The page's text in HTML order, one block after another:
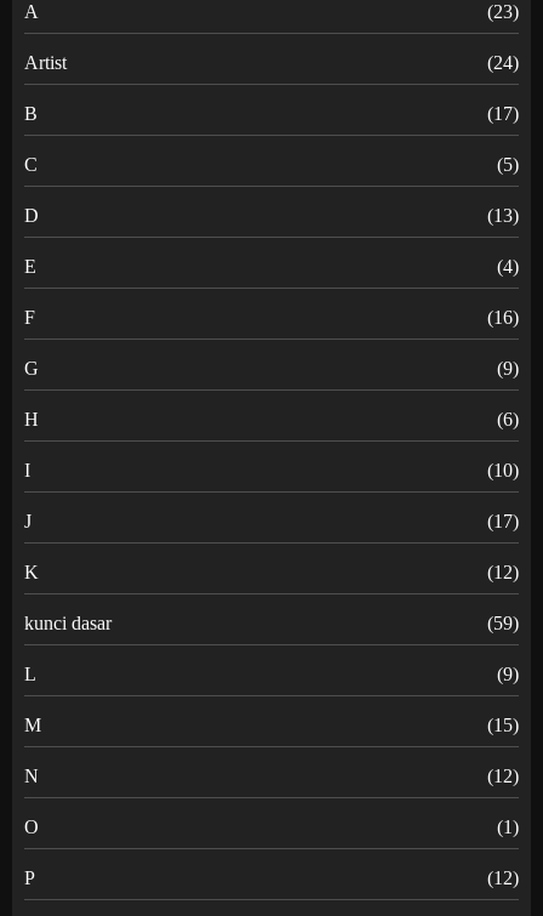
A (23)
Artist (24)
B (17)
C (5)
D (13)
E (4)
F (16)
G (9)
H (6)
I (10)
J (17)
K (12)
kunci dasar (59)
L (9)
M (15)
N (12)
O (1)
P (12)